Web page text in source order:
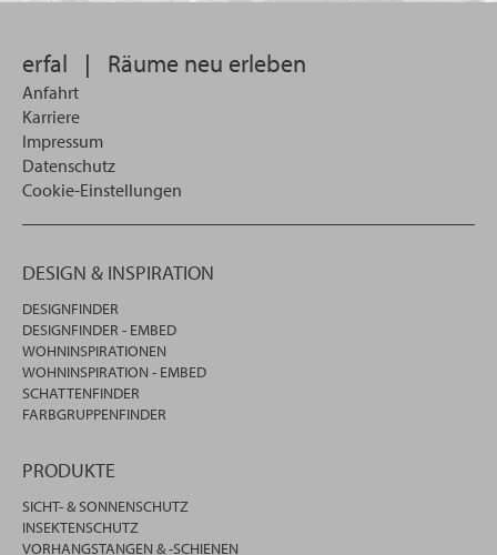
erfal | Räume neu erleben
Anfahrt
Karriere
Impressum
Datenschutz
Cookie-Einstellungen
DESIGN & INSPIRATION
DESIGNFINDER
DESIGNFINDER - EMBED
WOHNINSPIRATIONEN
WOHNINSPIRATION - EMBED
SCHATTENFINDER
FARBGRUPPENFINDER
PRODUKTE
SICHT- & SONNENSCHUTZ
INSEKTENSCHUTZ
VORHANGSTANGEN & -SCHIENEN